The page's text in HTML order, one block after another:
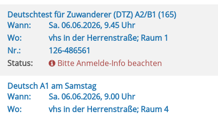
Deutschtest für Zuwanderer (DTZ) A2/B1 (165)
Wann:
Sa.06.06.2026, 9.45 Uhr
Wo:
vhs in der Herrenstraße; Raum 1
Nr.:
126-486561
Status:
Bitte Anmelde-Info beachten
Deutsch A1 am Samstag
Wann:
Sa.06.06.2026, 9.00 Uhr
Wo:
vhs in der Herrenstraße; Raum 4